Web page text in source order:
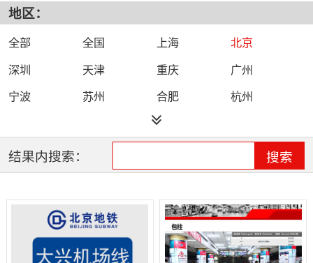
地区：
全部 全国 上海
北京
深圳
天津 重庆
广州
宁波
苏州 合肥
杭州
西安
结果内搜索： 搜索